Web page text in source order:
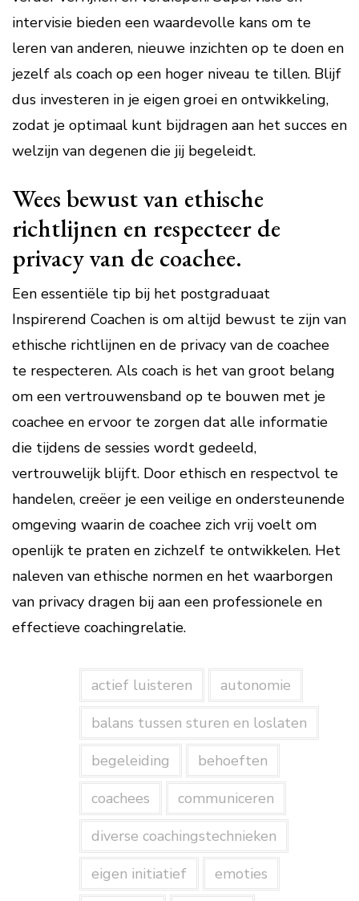
intervisie bieden een waardevolle kans om te
leren van anderen, nieuwe inzichten op te doen en
jezelf als coach op een hoger niveau te tillen. Blijf
dus investeren in je eigen groei en ontwikkeling,
zodat je optimaal kunt bijdragen aan het succes en
welzijn van degenen die jij begeleidt.
Wees bewust van ethische
richtlijnen en respecteer de
privacy van de coachee.
Een essentiële tip bij het postgraduaat
Inspirerend Coachen is om altijd bewust te zijn van
ethische richtlijnen en de privacy van de coachee
te respecteren. Als coach is het van groot belang
om een vertrouwensband op te bouwen met je
coachee en ervoor te zorgen dat alle informatie
die tijdens de sessies wordt gedeeld,
vertrouwelijk blijft. Door ethisch en respectvol te
handelen, creëer je een veilige en ondersteunende
omgeving waarin de coachee zich vrij voelt om
openlijk te praten en zichzelf te ontwikkelen. Het
naleven van ethische normen en het waarborgen
van privacy dragen bij aan een professionele en
effectieve coachingrelatie.
actief luisteren
autonomie
balans tussen sturen en loslaten
begeleiding
behoeften
coachees
communiceren
diverse coachingstechnieken
eigen initiatief
emoties